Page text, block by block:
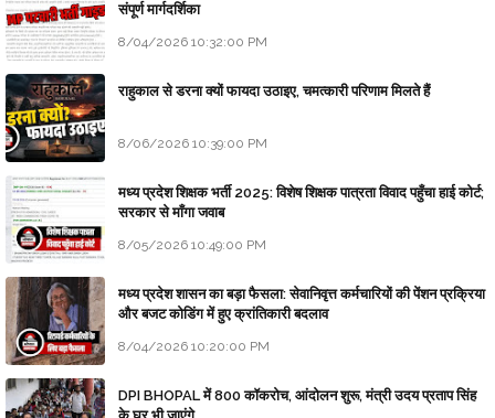
संपूर्ण मार्गदर्शिका
8/04/2026 10:32:00 PM
राहुकाल से डरना क्यों फायदा उठाइए, चमत्कारी परिणाम मिलते हैं
8/06/2026 10:39:00 PM
मध्य प्रदेश शिक्षक भर्ती 2025: विशेष शिक्षक पात्रता विवाद पहुँचा हाई कोर्ट;
सरकार से माँगा जवाब
8/05/2026 10:49:00 PM
मध्य प्रदेश शासन का बड़ा फैसला: सेवानिवृत्त कर्मचारियों की पेंशन प्रक्रिया
और बजट कोडिंग में हुए क्रांतिकारी बदलाव
8/04/2026 10:20:00 PM
DPI BHOPAL में 800 कॉकरोच, आंदोलन शुरू, मंत्री उदय प्रताप सिंह